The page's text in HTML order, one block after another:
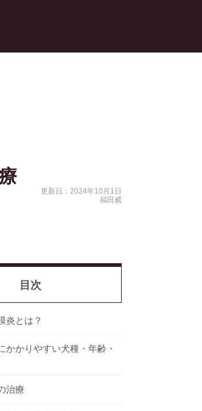
更新日：2024年10月1日
福田威
目次
炎とは？
かかりやすい犬種・年齢・
治療